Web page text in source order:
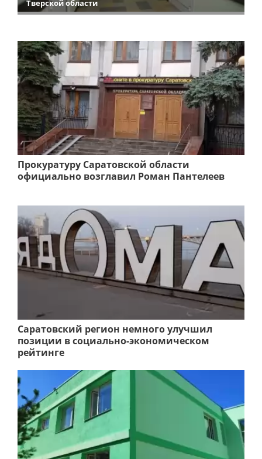
Тверской области
Прокуратуру Саратовской области
официально возглавил Роман Пантелеев
Саратовский регион немного улучшил
позиции в социально-экономическом
рейтинге